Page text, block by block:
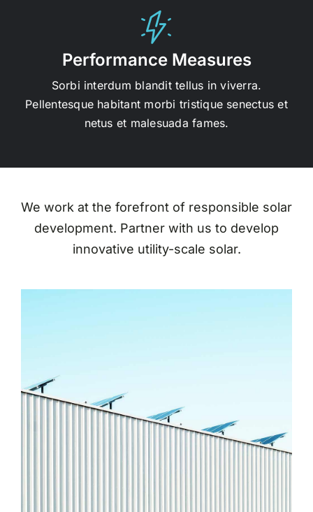
Performance Measures
Sorbi interdum blandit tellus in viverra.
Pellentesque habitant morbi tristique senectus et
netus et malesuada fames.
We work at the forefront of responsible solar
development. Partner with us to develop
innovative utility-scale solar.